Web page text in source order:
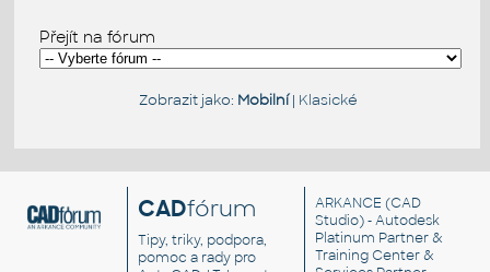
Přejít na fórum
Zobrazit jako: Mobilní| Klasické
CADfórum
Tipy, triky, podpora,
pomoc a rady pro
ARKANCE (CAD
Studio) - Autodesk
Platinum Partner &
Training Center &